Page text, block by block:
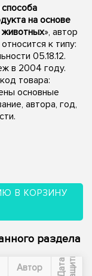
на основе
», автор
к типу:
05.18.12.
в 2004 году.
товара:
основные
автора, год,
В КОРЗИНУ
раздела
Автор Д
а
т
а
з
а
щ
и
т ы